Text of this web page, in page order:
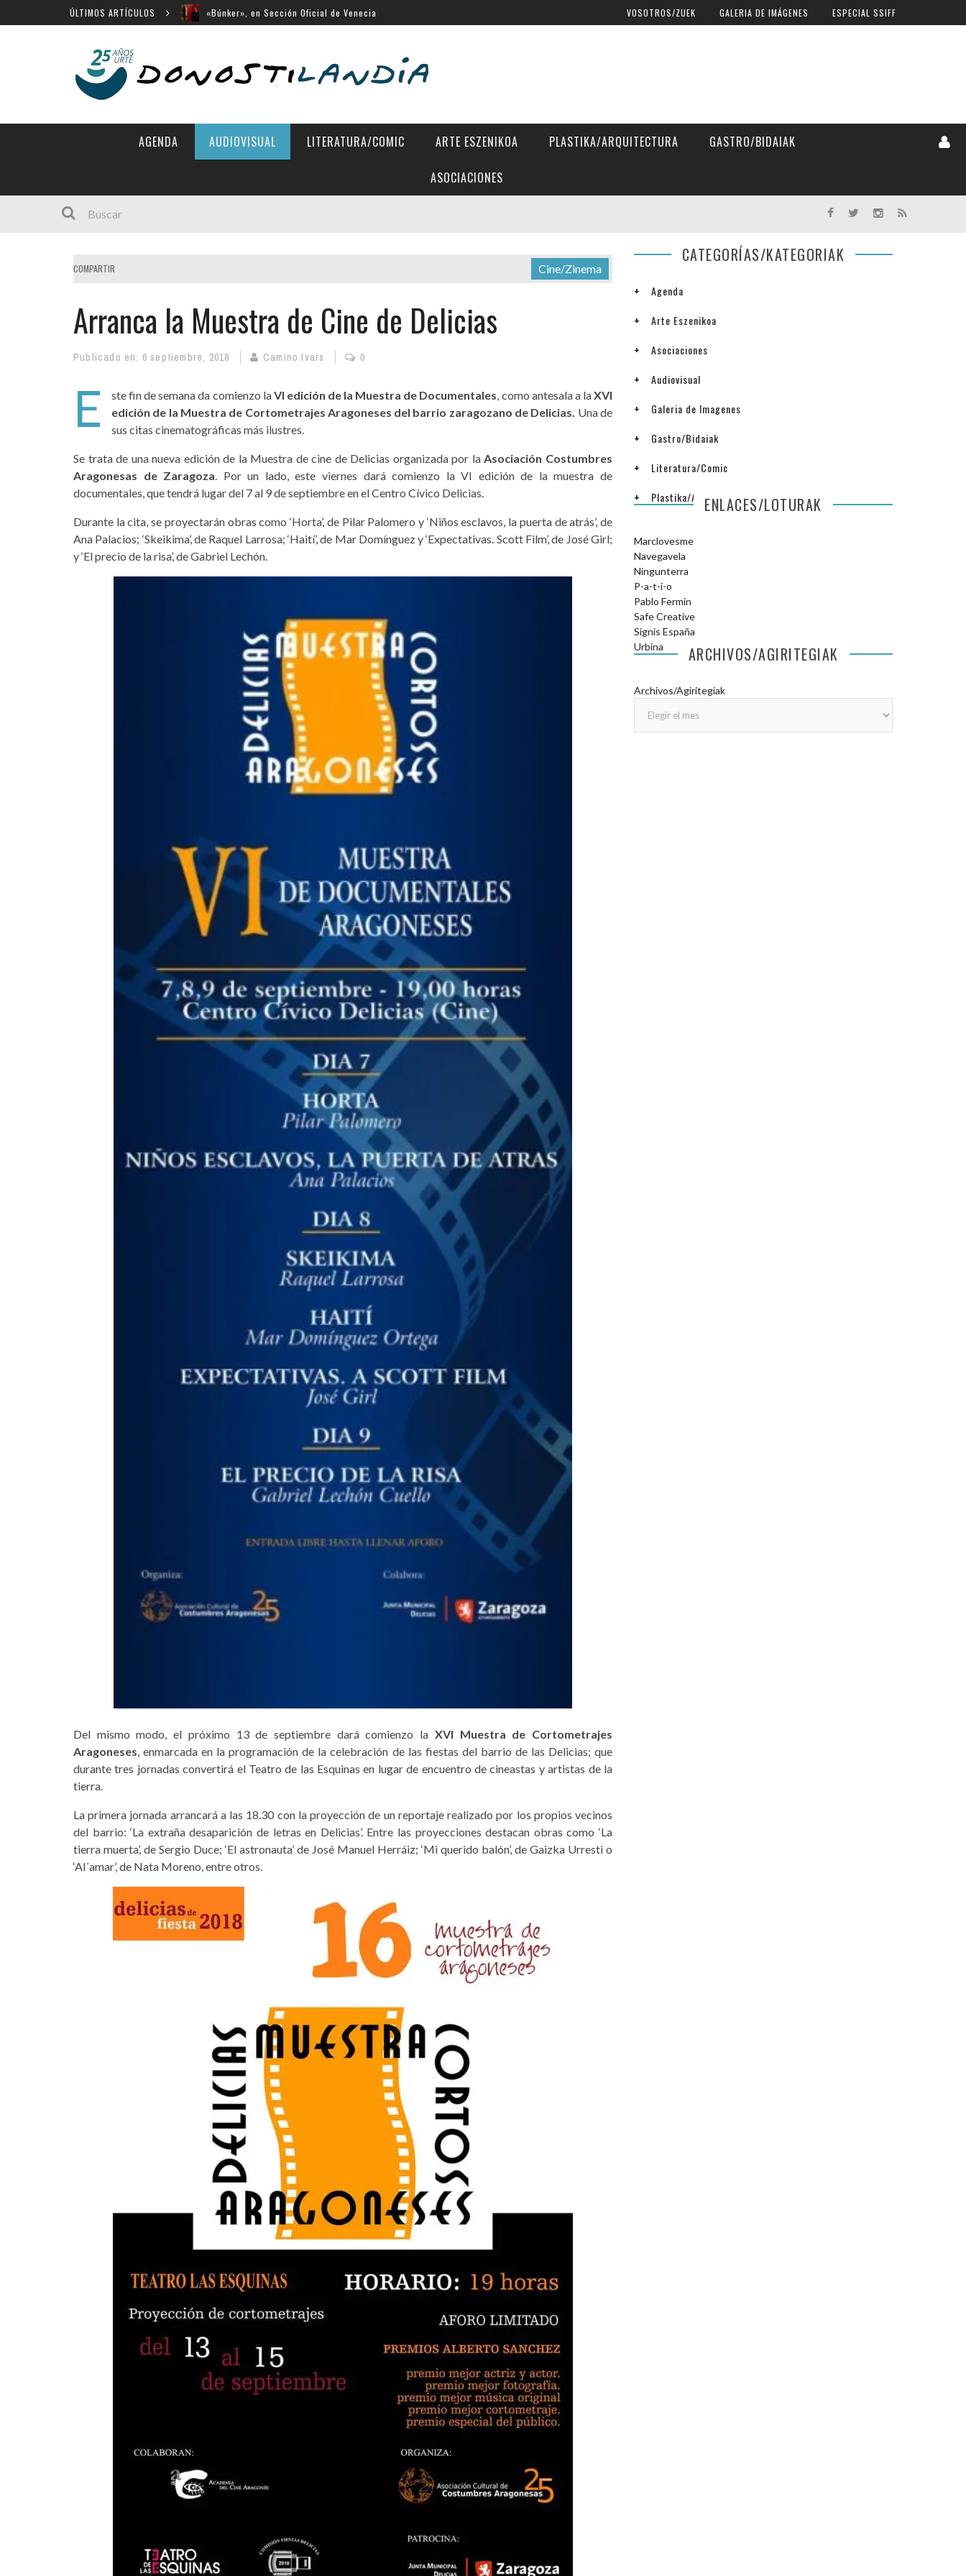
ÚLTIMOS ARTÍCULOS
«Búnker», en Sección Oficial de Venecia
14 largometrajes para «New Directors»
«Chicas tristes» en Horizontes Latinos de San Sebastián
VOSOTROS/ZUEK GALERIA DE IMÁGENES ESPECIAL SSIFF
AGENDA AUDIOVISUAL LITERATURA/COMIC ARTE ESZENIKOA PLASTIKA/ARQUITECTURA GASTRO/BIDAIAK
ASOCIACIONES
COMPARTIR Cine/Zinema
Arranca la Muestra de Cine de Delicias
Publicado en: 6 septiembre, 2018 Camino Ivars 0
E ste fin de semana da comienzo laVI edición de la Muestra de Documentales, como antesala a laXVI
edición de la Muestra de Cortometrajes Aragoneses del barrio zaragozano de Delicias. Una de
sus citas cinematográficas más ilustres.
Se trata de una nueva edición de la Muestra de cine de Delicias organizada por laAsociación Costumbres
Aragonesas de Zaragoza. Por un lado, este viernes dará comienzo la VI edición de la muestra de
documentales, que tendrá lugar del 7 al 9 de septiembre en el Centro Cívico Delicias.
Durante la cita, se proyectarán obras como ‘Horta’, de Pilar Palomero y ‘Niños esclavos, la puerta de atrás’, de
Ana Palacios; ‘Skeikima’, de Raquel Larrosa; ‘Haití’, de Mar Domínguez y ‘Expectativas. Scott Film’, de José Girl;
y ‘El precio de la risa’, de Gabriel Lechón.
Del mismo modo, el próximo 13 de septiembre dará comienzo la XVI Muestra de Cortometrajes
Aragoneses, enmarcada en la programación de la celebración de las fiestas del barrio de las Delicias; que
durante tres jornadas convertirá el Teatro de las Esquinas en lugar de encuentro de cineastas y artistas de la
tierra.
La primera jornada arrancará a las 18.30 con la proyección de un reportaje realizado por los propios vecinos
del barrio: ‘La extraña desaparición de letras en Delicias’. Entre las proyecciones destacan obras como ‘La
tierra muerta’, de Sergio Duce; ‘El astronauta’ de José Manuel Herráiz; ‘Mi querido balón’, de Gaizka Urresti o
‘Al´amar’, de Nata Moreno, entre otros.
CATEGORÍAS/KATEGORIAK
Agenda
Arte Eszenikoa
Asociaciones
Audiovisual
Galeria de Imagenes
Gastro/Bidaiak
Literatura/Comic
Plastika/ArquitecturaENLACES/LOTURAK
Marclovesme
Navegavela
Ningunterra
P-a-t-i-o
Pablo Fermin
Safe Creative
Signis España
Urbina
ARCHIVOS/AGIRITEGIAK
Archivos/Agiritegiak